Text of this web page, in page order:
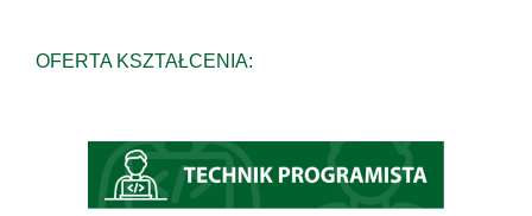
OFERTA KSZTAŁCENIA: